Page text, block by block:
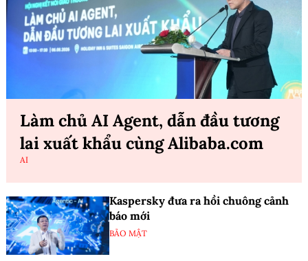
Làm chủ AI Agent, dẫn đầu tương
lai xuất khẩu cùng Alibaba.com
AI
Kaspersky đưa ra hồi chuông cảnh
báo mới
BẢO MẬT